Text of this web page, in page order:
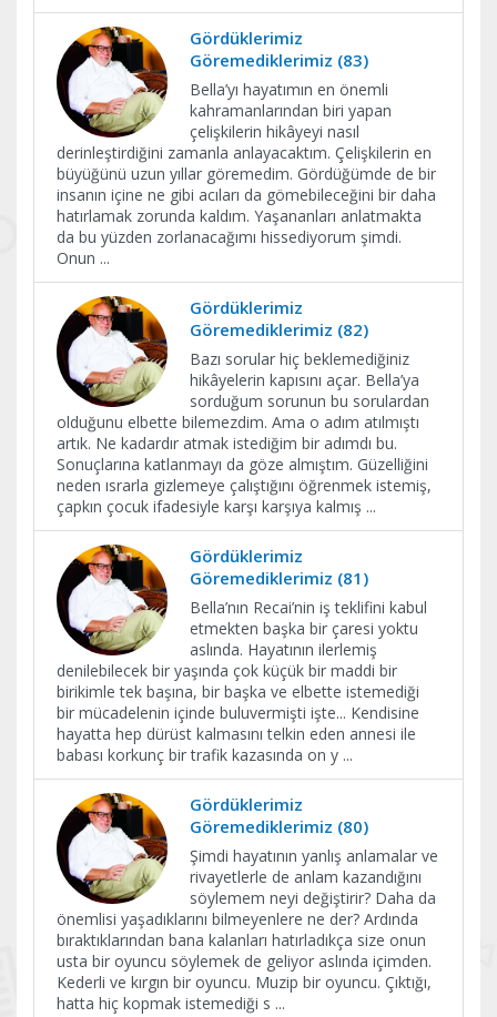
Gördüklerimiz
Göremediklerimiz (83)
Bella’yı hayatımın en önemli
kahramanlarından biri yapan
çelişkilerin hikâyeyi nasıl
derinleştirdiğini zamanla anlayacaktım. Çelişkilerin en
büyüğünü uzun yıllar göremedim. Gördüğümde de bir
insanın içine ne gibi acıları da gömebileceğini bir daha
hatırlamak zorunda kaldım. Yaşananları anlatmakta
da bu yüzden zorlanacağımı hissediyorum şimdi.
Onun ...
Gördüklerimiz
Göremediklerimiz (82)
Bazı sorular hiç beklemediğiniz
hikâyelerin kapısını açar. Bella’ya
sorduğum sorunun bu sorulardan
olduğunu elbette bilemezdim. Ama o adım atılmıştı
artık. Ne kadardır atmak istediğim bir adımdı bu.
Sonuçlarına katlanmayı da göze almıştım. Güzelliğini
neden ısrarla gizlemeye çalıştığını öğrenmek istemiş,
çapkın çocuk ifadesiyle karşı karşıya kalmış ...
Gördüklerimiz
Göremediklerimiz (81)
Bella’nın Recai’nin iş teklifini kabul
etmekten başka bir çaresi yoktu
aslında. Hayatının ilerlemiş
denilebilecek bir yaşında çok küçük bir maddi bir
birikimle tek başına, bir başka ve elbette istemediği
bir mücadelenin içinde buluvermişti işte... Kendisine
hayatta hep dürüst kalmasını telkin eden annesi ile
babası korkunç bir trafik kazasında on y ...
Gördüklerimiz
Göremediklerimiz (80)
Şimdi hayatının yanlış anlamalar ve
rivayetlerle de anlam kazandığını
söylemem neyi değiştirir? Daha da
önemlisi yaşadıklarını bilmeyenlere ne der? Ardında
bıraktıklarından bana kalanları hatırladıkça size onun
usta bir oyuncu söylemek de geliyor aslında içimden.
Kederli ve kırgın bir oyuncu. Muzip bir oyuncu. Çıktığı,
hatta hiç kopmak istemediği s ...